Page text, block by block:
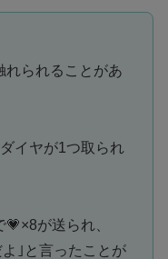
れられることがあ
イヤが1つ取られ
が送られ、
｣と言ったことが